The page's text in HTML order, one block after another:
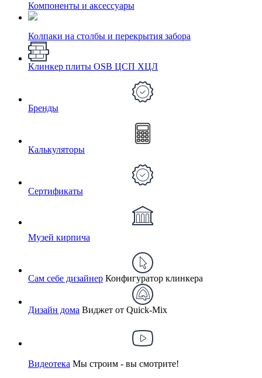
Компоненты и аксессуары
Колпаки на столбы и перекрытия забора
Клинкер плиты OSB ЦСП ХЦЛ
Бренды
Калькуляторы
Сертификаты
Музей кирпича
Сам себе дизайнер Конфигуратор клинкера
Дизайн дома Виджет от Quick-Mix
Видеотека Мы строим - вы смотрите!